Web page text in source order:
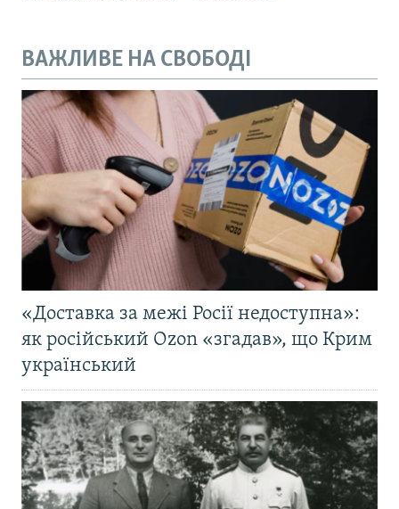
ВАЖЛИВЕ НА СВОБОДІ
«Доставка за межі Росії недоступна»:
як російський Ozon «згадав», що Крим
український